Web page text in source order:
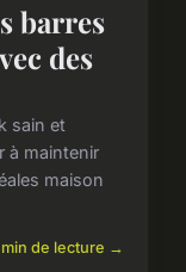
barres
des
sain et
à maintenir
maison
de lecture →